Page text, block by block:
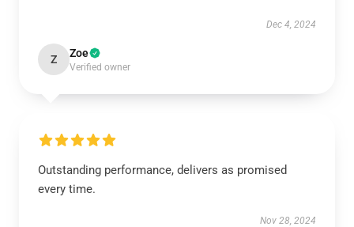
Dec 4, 2024
Z Zoe
Verified owner
Outstanding performance, delivers as promised
every time.
Nov 28, 2024